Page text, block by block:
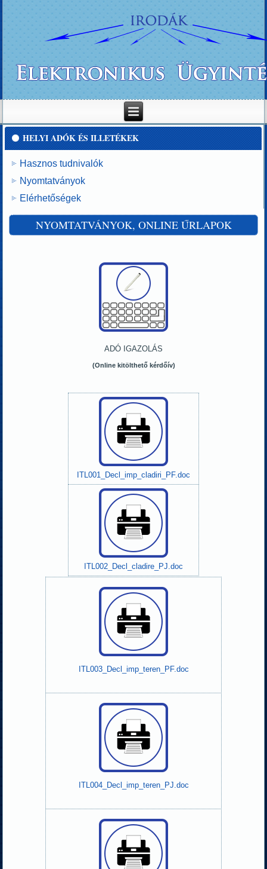
HELYI ADÓK ÉS ILLETÉKEK
Hasznos tudnivalók
Nyomtatványok
Elérhetőségek
NYOMTATVÁNYOK, ONLINE ŰRLAPOK
ADÓ IGAZOLÁS
(Online kitölthető kérdőív)
ITL001_Decl_imp_cladiri_PF.doc
ITL002_Decl_cladire_PJ.doc
ITL003_Decl_imp_teren_PF.doc
ITL004_Decl_imp_teren_PJ.doc